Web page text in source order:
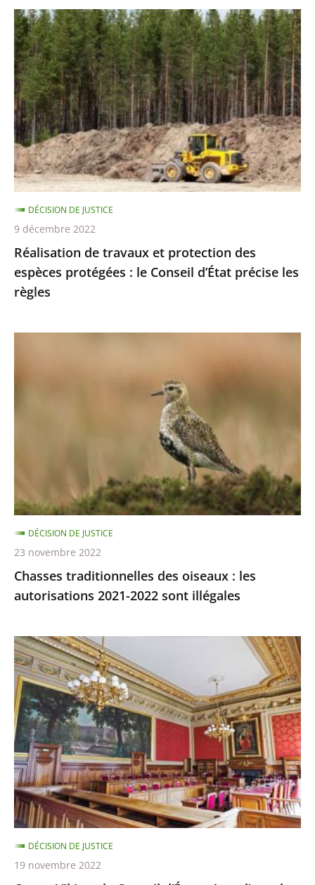
plastique
Réalisation
de
travaux
et
protection
des
espèces
protégées
:
le
Conseil
d’État
précise
les
règles
Réalisation de travaux et protection des
espèces protégées : le Conseil d’État précise les
règles
DÉCISION DE JUSTICE
9 décembre 2022
2022
sont
illégales
Chasses traditionnelles des oiseaux : les
autorisations 2021-2022 sont illégales
DÉCISION DE JUSTICE
23 novembre 2022
Ocean
Viking
:
le
Conseil
d’État
rejette
l’appel
demandant
qu’il
soit
mis
fin,
DÉCISION DE JUSTICE
19 novembre 2022